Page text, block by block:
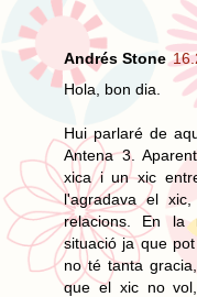
Andrés Stone
Hola, bon dia.
Hui parlaré de
Antena 3.
xica i un xic
l'agradava el
relacions. En la
situació ja que
no té tanta
que el xic no